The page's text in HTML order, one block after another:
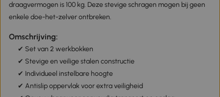
draagvermogen is 100 kg. Deze stevige schragen mogen bij geen
enkele doe-het-zelver ontbreken.
Omschrijving:
✔ Set van 2 werkbokken
✔ Stevige en veilige stalen constructie
✔ Individueel instelbare hoogte
✔ Antislip oppervlak voor extra veiligheid